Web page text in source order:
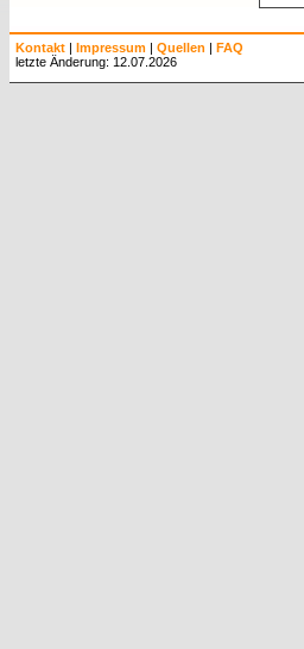
Kontakt | Impressum | Quellen | FAQ
letzte Änderung: 12.07.2026